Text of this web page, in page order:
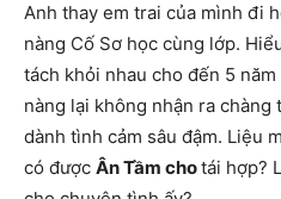
Anh thay em trai của mình đi
nàng Cố Sơ học cùng lớp.
tách khỏi nhau cho đến 5
nàng lại không nhận ra chàng
dành tình cảm sâu đậm. Liệu
có được Ân Tầm chotái hợp?